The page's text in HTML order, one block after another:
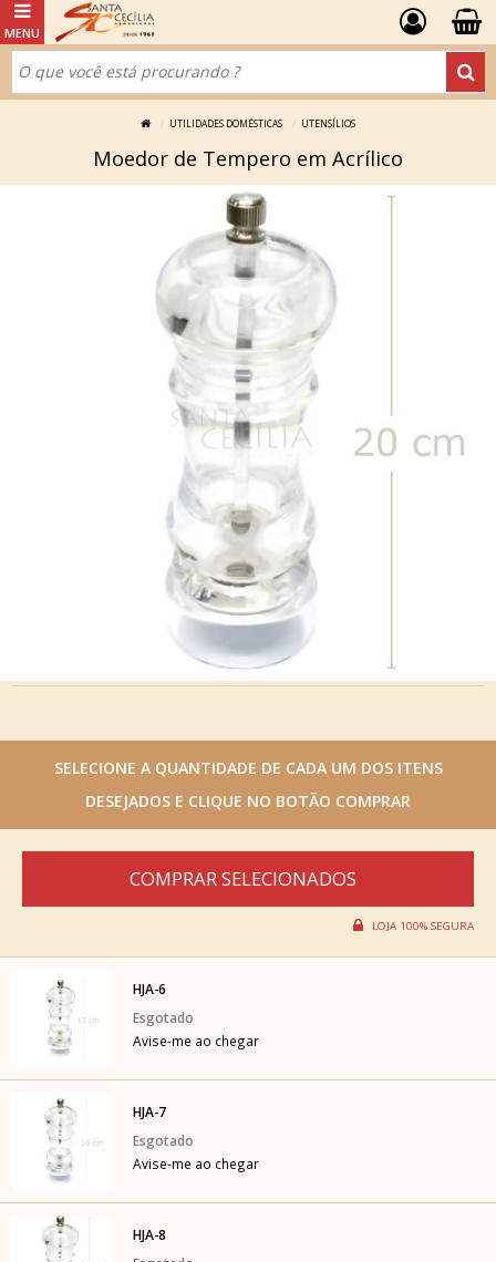
UTILIDADES DOMÉSTICAS UTENSÍLIOS
Moedor de Tempero em Acrílico
HJA-6
Avise-me ao chegar
HJA-7
Avise-me ao chegar
HJA-8